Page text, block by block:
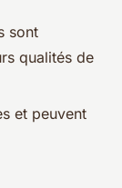
sont
qualités de
et peuvent